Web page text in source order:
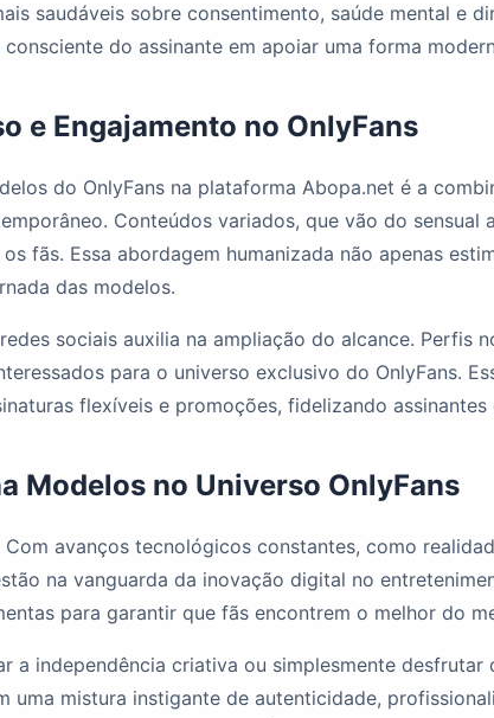
saudáveis sobre consentimento, saúde mental e
do assinante em apoiar uma forma
e Engajamento no OnlyFans
do OnlyFans na plataforma Abopa.net é a
Conteúdos variados, que vão do
fãs. Essa abordagem humanizada não apenas
das modelos.
sociais auxilia na ampliação do alcance. Perfis
para o universo exclusivo do OnlyFans.
flexíveis e promoções, fidelizando
Modelos no Universo OnlyFans
avanços tecnológicos constantes, como
na vanguarda da inovação digital no
para garantir que fãs encontrem o melhor do
a independência criativa ou simplesmente
uma mistura instigante de autenticidade,